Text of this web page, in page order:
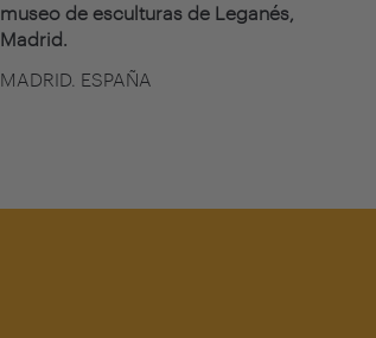
museo de esculturas de Leganés,
Madrid.
MADRID. ESPAÑA